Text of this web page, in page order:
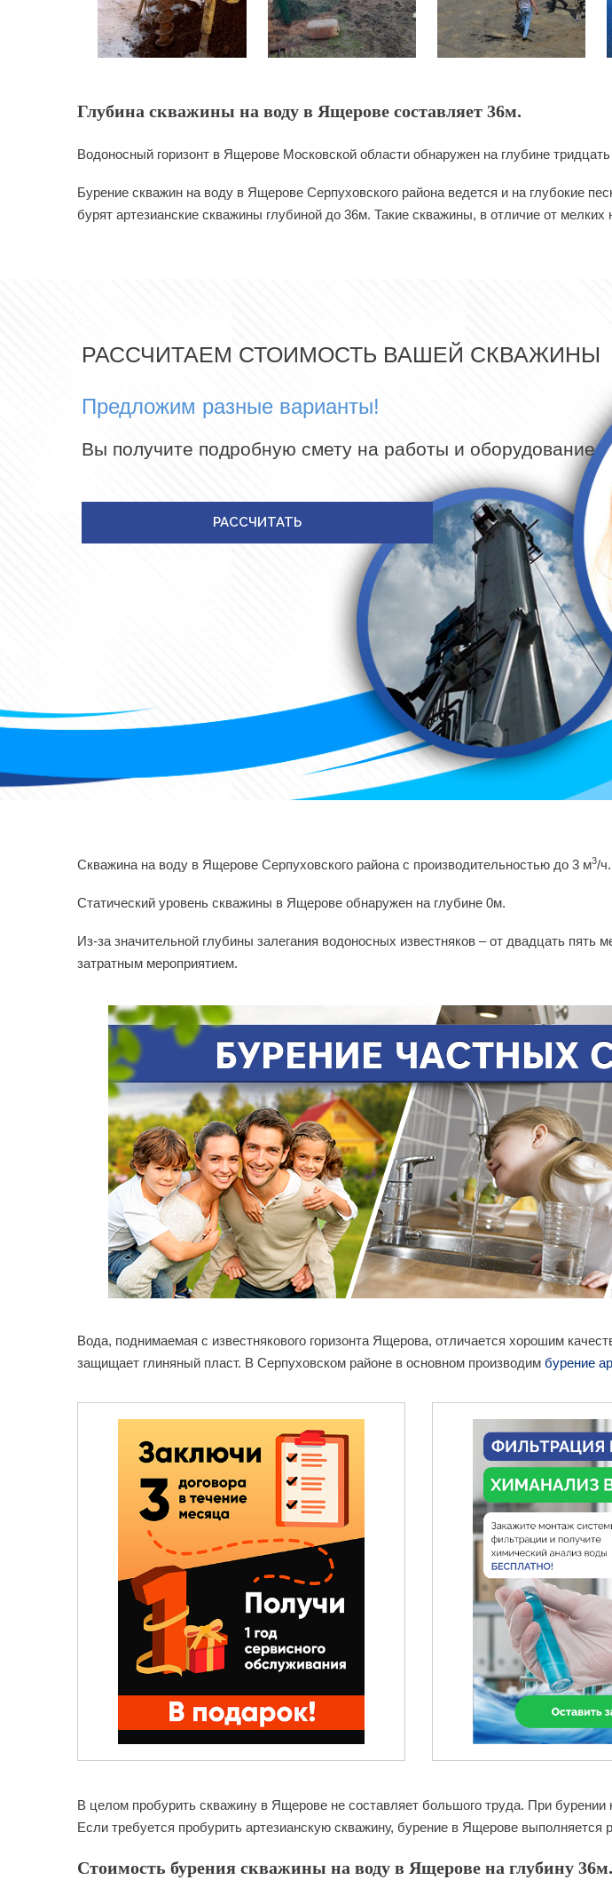
Глубина скважины на воду в Ящерове составляет 36м.
Водоносный горизонт в Ящерове Московской области обнаружен на глубине
Бурение скважин на воду в Ящерове Серпуховского района ведется и на глубокие
бурят артезианские скважины глубиной до 36м. Такие скважины, в отличие от мелких
РАССЧИТАЕМ СТОИМОСТЬ ВАШЕЙ СКВАЖИНЫ
Предложим разные варианты!
Вы получите подробную смету на работы и оборудование
РАССЧИТАТЬ
Скважина на воду в Ящерове Серпуховского района с производительностью до 3 м3/
Статический уровень скважины в Ящерове обнаружен на глубине 0м.
Из-за значительной глубины залегания водоносных известняков – от двадцать
затратным мероприятием.
Вода, поднимаемая с известнякового горизонта Ящерова, отличается хорошим
защищает глиняный пласт. В Серпуховском районе в основном производим бурение
В целом пробурить скважину в Ящерове не составляет большого труда. При бурении
Если требуется пробурить артезианскую скважину, бурение в Ящерове
Стоимость бурения скважины на воду в Ящерове на глубину 36м.